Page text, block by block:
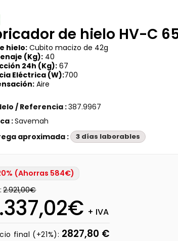
de hielo HV-C
hielo:Cubito macizo de 42g
(Kg): 40
24h (Kg): 67
Eléctrica (W):700
Aire
/ Referencia :387.9967
:Savemah
aproximada : 3 días laborables
(Ahorras 584€)
2.921,00€
+ IVA
final (+21%): 2827,80 €